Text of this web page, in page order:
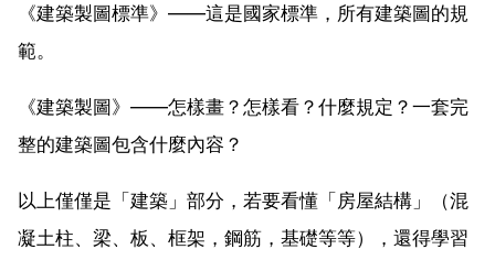
《建築製圖標準》——這是國家標準，所有建築圖的規
範。
《建築製圖》——怎樣畫？怎樣看？什麼規定？一套完
整的建築圖包含什麼內容？
以上僅僅是「建築」部分，若要看懂「房屋結構」（混
凝土柱、梁、板、框架，鋼筋，基礎等等），還得學習